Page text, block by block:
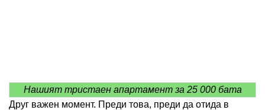
Нашият тристаен апартамент за 25 000 бата
Друг важен момент. Преди това, преди да отида в